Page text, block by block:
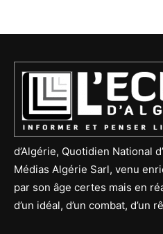
d’Algérie, Quotidien National
Médias Algérie Sarl, venu
par son âge certes mais en
d’un idéal, d’un combat, d’un